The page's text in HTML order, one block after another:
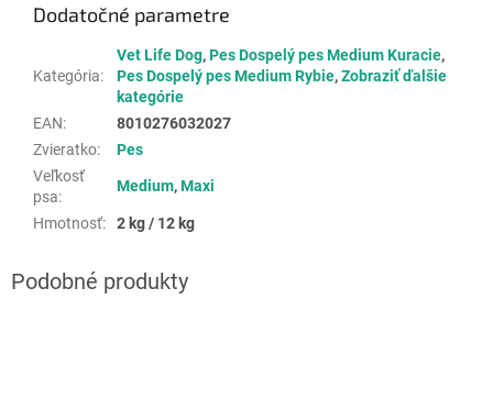
Dodatočné parametre
Kategória:
Vet Life Dog,Pes Dospelý pes Medium Kuracie,
Pes Dospelý pes Medium Rybie,Zobraziť ďalšie
kategórie
EAN:
8010276032027
Zvieratko:
Pes
Veľkosť
psa:
Medium,Maxi
Hmotnosť: 2 kg / 12 kg